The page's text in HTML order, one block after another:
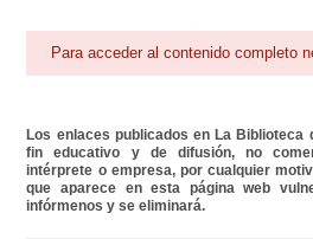
Para acceder al contenido completo
Los enlaces publicados en La Biblioteca
fin educativo y de difusión, no
intérprete o empresa, por cualquier
que aparece en esta página web
infórmenos y se eliminará.